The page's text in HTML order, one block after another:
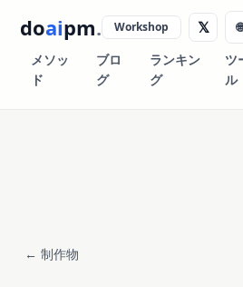
doaipm.
メソッ
ド
ブロ
グ
ランキン
グ
ツ
ル
Workshop 𝕏
← 制作物